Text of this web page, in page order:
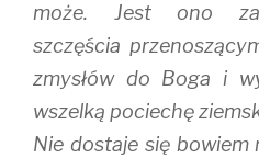
może. Jest ono
szczęścia
zmysłów do Boga i
wszelką pociechę
Nie dostaje się bowiem